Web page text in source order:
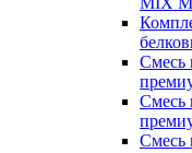
Смесь
Смесь
Смесь